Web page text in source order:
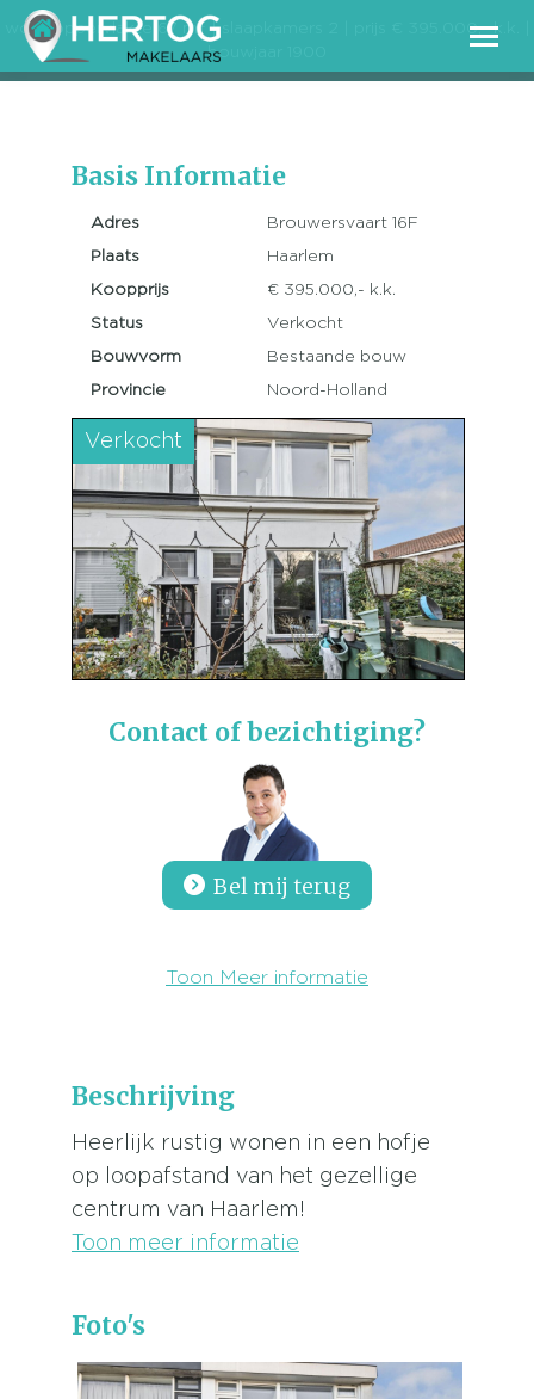
woonoppervlakte 67 m2 | slaapkamers 2 | prijs € 395.000,- k.k. |
bouwjaar 1900
Basis Informatie
Adres
Brouwersvaart 16F
Plaats
Haarlem
Koopprijs
€ 395.000,- k.k.
Status
Verkocht
Bouwvorm
Bestaande bouw
Provincie
Noord-Holland
Verkocht
Contact of bezichtiging?
Bel mij terug
Toon Meer informatie
Beschrijving
Heerlijk rustig wonen in een hofje
op loopafstand van het gezellige
centrum van Haarlem!
Toon meer informatie
Foto's